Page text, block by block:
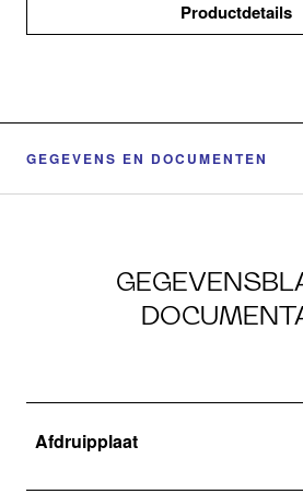
Productdetails
GEGEVENS EN DOCUMENTEN
Afdruipplaat